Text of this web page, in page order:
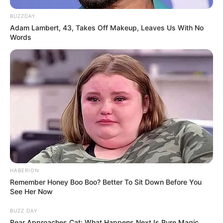
tartalomgyártás egyik díszletévé válik.
Akövetkező napokbanvárhatóan ez lesz az egyik
fő politikai kérdés: rendet tesznek a Parlamentben,
vagy korlátozzák a képviselőket?
Magyar Péter egyértelműen az elsőként akarja
bemutatni a lépést. Szerinte az ülésterem nem arra
való, hogy képviselők TikTokra, Facebookra vagy
más közösségi platformokra gyártsanak
anyagokat, miközben érdemi munka folyik.
A Fidesz biztosan nem fogja szó nélkül hagyni, és
várhatóan azt mondja majd: a Tisza máris
BUZZDAY
Adam Lambert, 43, Takes Off Makeup, Leaves Us With No
Words
HABERION
Remember Honey Boo Boo? Better To Sit Down Before You
See Her Now
BUZZ DAY